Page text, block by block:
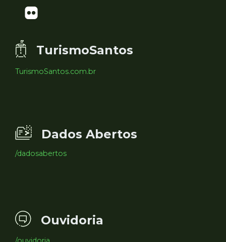
TurismoSantos
TurismoSantos.com.br
Dados Abertos
/dadosabertos
Ouvidoria